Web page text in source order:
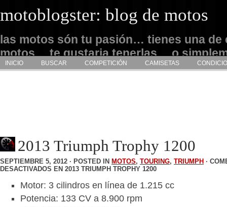
motoblogster: blog de motos
las motos són tu pasión… tienes una de
motos… te gustaria tenerlas… o
admirarlas… este es tu sitio
INICIO BUSCAR COMPETICIÓN CAMISETAS
2013 Triumph Trophy 1200
SEPTIEMBRE 5, 2012 · POSTED IN MOTOS, TOURING, TRIUMPH ·
DESACTIVADOS EN 2013 TRIUMPH TROPHY 1200
Motor: 3 cilindros en línea de 1.215 cc
Potencia: 133 CV a 8.900 rpm